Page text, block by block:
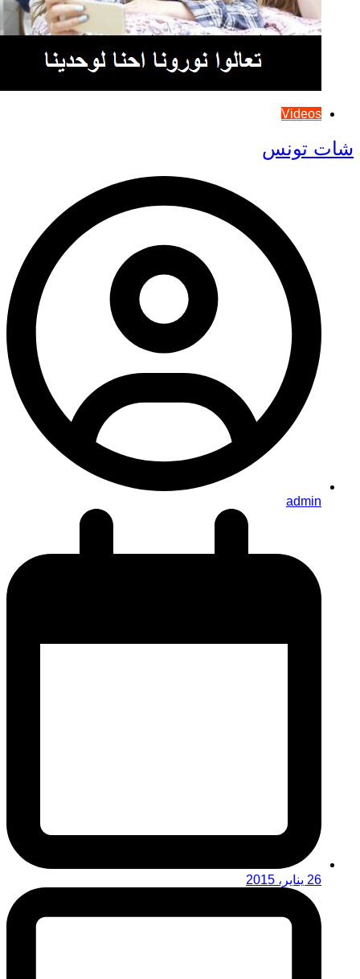
Videos
شات تونس
admin
26 يناير، 2015